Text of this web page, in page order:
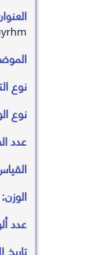
نوع
نوع
عدد
الوزن:
عدد